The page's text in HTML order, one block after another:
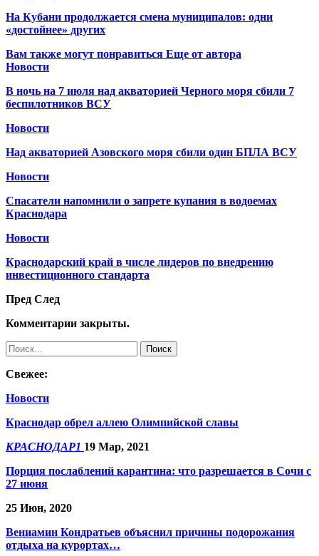
На Кубани продолжается смена муниципалов: одни
«достойнее» других
Вам также могут понравиться Еще от автора
Новости
В ночь на 7 июля над акваторией Черного моря сбили 7
беспилотников ВСУ
Новости
Над акваторией Азовского моря сбили один БПЛА ВСУ
Новости
Спасатели напомнили о запрете купания в водоемах
Краснодара
Новости
Краснодарский край в числе лидеров по внедрению
инвестиционного стандарта
Пред След
Комментарии закрыты.
Свежее:
Новости
Краснодар обрел аллею Олимпийской славы
КРАСНОДАР1 19 Мар, 2021
Порция послаблений карантина: что разрешается в Сочи с
27 июня
25 Июн, 2020
​Вениамин Кондратьев объяснил причины подорожания
отдыха на курортах…